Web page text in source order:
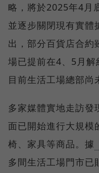
略，將於2025年4月
並逐步關閉現有實體
出，部分百貨店合約
場已提前在4、5月解
目前生活工場總部尚
多家媒體實地走訪發
面已開始進行大規模
椅、家具等商品。據
多間生活工場門市已